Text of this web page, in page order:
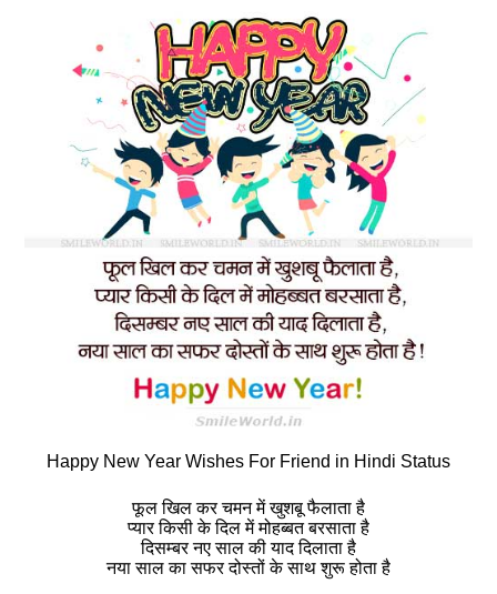
Happy New Year Wishes For Friend in Hindi Status
फूल खिल कर चमन में खुशबू फैलाता है
प्यार किसी के दिल में मोहब्बत बरसाता है
दिसम्बर नए साल की याद दिलाता है
नया साल का सफर दोस्तों के साथ शुरू होता है